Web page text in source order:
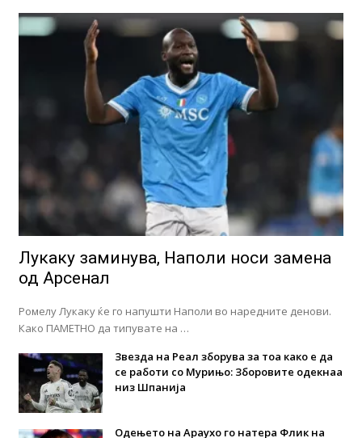
Лукаку заминува, Наполи носи замена
од Арсенал
Ромелу Лукаку ќе го напушти Наполи во наредните денови.
Како ПАМЕТНО да типувате на …
Звезда на Реал зборува за тоа како е да
се работи со Мурињо: Зборовите одекнаа
низ Шпанија
Одењето на Араухо го натера Флик на